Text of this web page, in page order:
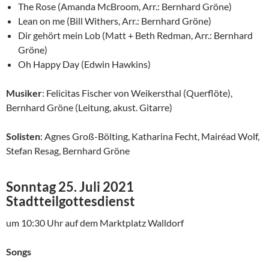
The Rose (Amanda McBroom, Arr.: Bernhard Gröne)
Lean on me (Bill Withers, Arr.: Bernhard Gröne)
Dir gehört mein Lob (Matt + Beth Redman, Arr.: Bernhard
Gröne)
Oh Happy Day (Edwin Hawkins)
Musiker: Felicitas Fischer von Weikersthal (Querflöte),
Bernhard Gröne (Leitung, akust. Gitarre)
Solisten: Agnes Groß-Bölting, Katharina Fecht, Mairéad Wolf,
Stefan Resag, Bernhard Gröne
Sonntag 25. Juli 2021
Stadtteilgottesdienst
um 10:30 Uhr auf dem Marktplatz Walldorf
Songs